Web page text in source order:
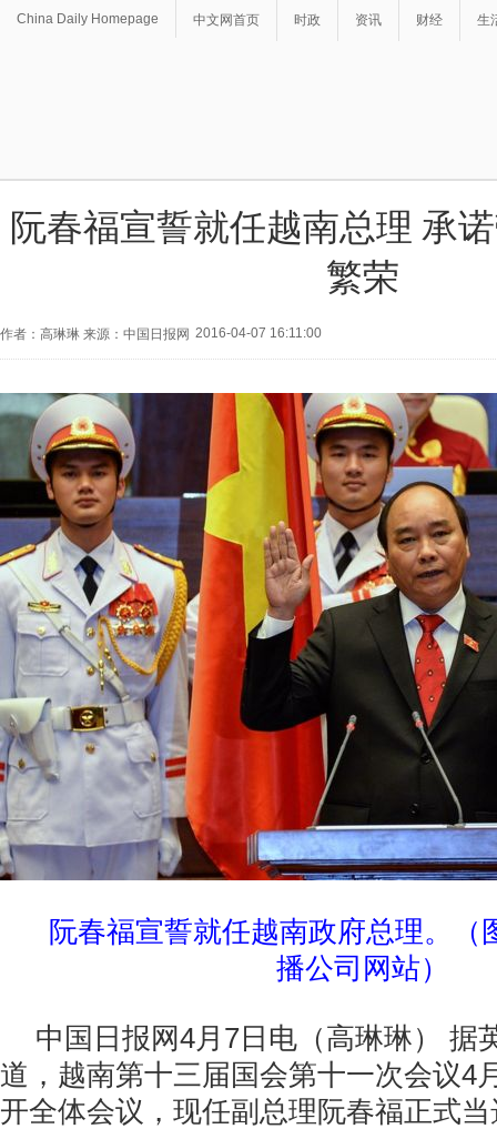
China Daily Homepage 中文网首页 时政 资讯 财经 生
阮春福宣誓就任越南总理 承
繁荣
作者：高琳琳 来源：中国日报网 2016-04-07 16:11:00
阮春福宣誓就任越南政府总理。（
播公司网站）
中国日报网4月7日电（高琳琳） 据
道，越南第十三届国会第十一次会议4
开全体会议，现任副总理阮春福正式